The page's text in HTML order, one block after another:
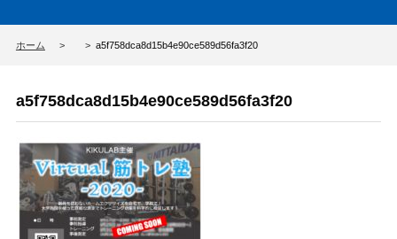
ホーム a5f758dca8d15b4e90ce589d56fa3f20
a5f758dca8d15b4e90ce589d56fa3f20